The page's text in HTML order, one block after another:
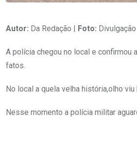
Autor: Da Redação | Foto: Divulgação
A polícia chegou no local e confirmou
fatos.
No local a quela velha história,olho viu
Nesse momento a polícia militar